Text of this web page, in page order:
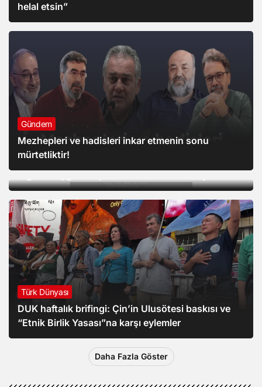
helal etsin”
Gündem
Mezhepleri ve hadisleri inkar etmenin sonu
mürtetliktir!
Türk Dünyası
İşgalci Çin’in “etnik birlik” yasası 1 ay olmasına
Türk Dünyası
DUK haftalık brifingi: Çin’in Ulusötesi baskısı ve
“Etnik Birlik Yasası”na karşı eylemler
Daha Fazla Göster